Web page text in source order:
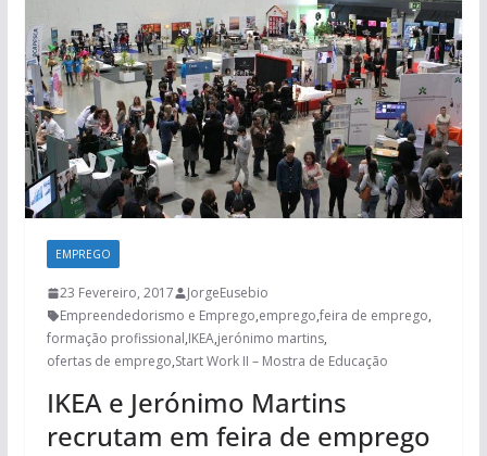
EMPREGO
23 Fevereiro, 2017
JorgeEusebio
Empreendedorismo e Emprego,emprego,feira de emprego,
formação profissional,IKEA,jerónimo martins,
ofertas de emprego,Start Work II – Mostra de Educação
IKEA e Jerónimo Martins
recrutam em feira de emprego